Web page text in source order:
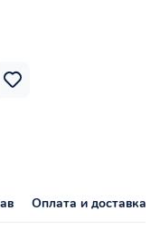
Оплата и доставка